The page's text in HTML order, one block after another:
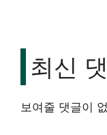
최신
보여줄 댓글이